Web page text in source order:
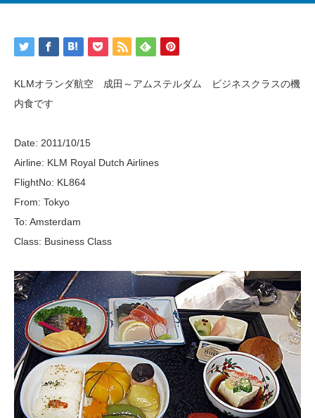
KLMオランダ航空 成田～アムステルダム ビジネスクラスの機
内食です
Date: 2011/10/15
Airline: KLM Royal Dutch Airlines
FlightNo: KL864
From: Tokyo
To: Amsterdam
Class: Business Class